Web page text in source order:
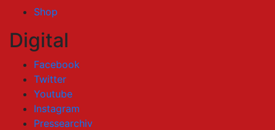
Shop
Digital
Facebook
Twitter
Youtube
Instagram
Pressearchiv